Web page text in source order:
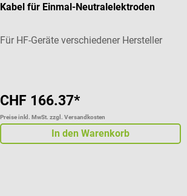
Kabel für Einmal-Neutralelektroden
Für HF-Geräte verschiedener Hersteller
CHF 166.37*
Preise inkl. MwSt. zzgl. Versandkosten
In den Warenkorb